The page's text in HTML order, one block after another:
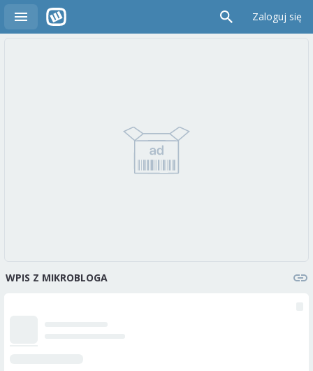
Zaloguj się
WPIS Z MIKROBLOGA